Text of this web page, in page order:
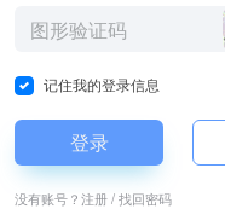
记住我的登录信息
登录
没有账号？注册/找回密码